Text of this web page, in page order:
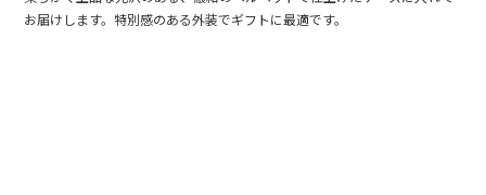
お届けします。特別感のある外装でギフトに最適です。